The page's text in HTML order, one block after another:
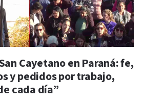
Cayetano en Paraná: fe,
y pedidos por trabajo,
cada día”